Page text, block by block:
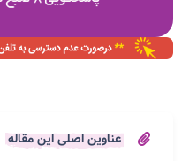
عناوین اصلی این مقاله